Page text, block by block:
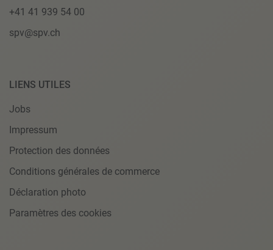
+41 41 939 54 00
spv@spv.ch
LIENS UTILES
Jobs
Impressum
Protection des données
Conditions générales de commerce
Déclaration photo
Paramètres des cookies